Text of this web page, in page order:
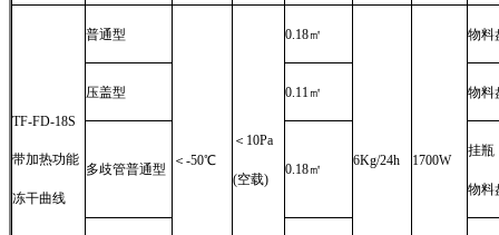
TF-FD-18S
带加热功能
冻干曲线
普通型
＜-50℃
＜10Pa
(空载)
0.18㎡
6Kg/24h 1700W
物料
压盖型 0.11㎡ 物料
多歧管普通型 0.18㎡
挂瓶
物料